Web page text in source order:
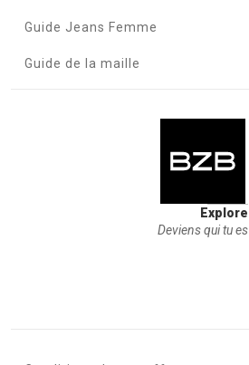
Guide Jeans Femme
Guide de la maille
Explore
Deviens qui tu es